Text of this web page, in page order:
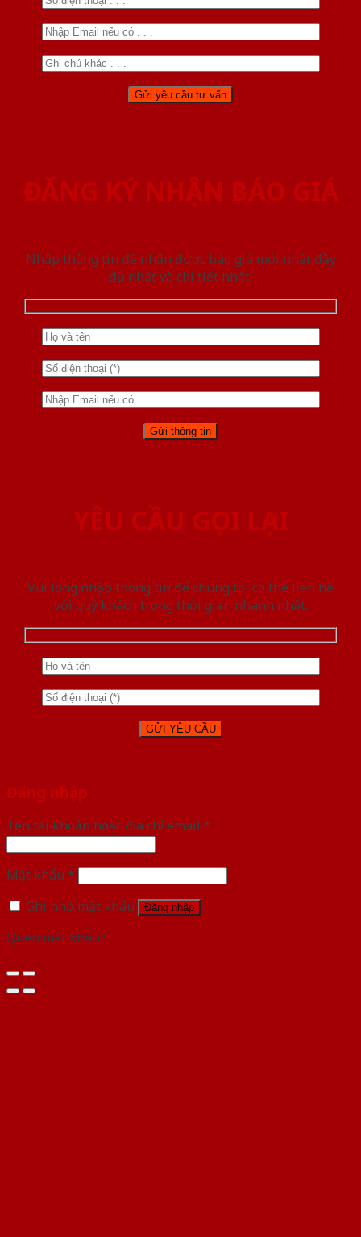
ĐĂNG KÝ NHẬN BÁO GIÁ
Nhập thông tin để nhận được báo giá mới nhât đầy
đủ nhất và chi tiết nhất.
YÊU CẦU GỌI LẠI
Vui lòng nhập thông tin để chúng tôi có thể liên hệ
với quý khách trong thời gian nhanh nhất.
Đăng nhập
Tên tài khoản hoặc địa chỉ email *
Mật khẩu *
Ghi nhớ mật khẩu
Đăng nhập
Quên mật khẩu?